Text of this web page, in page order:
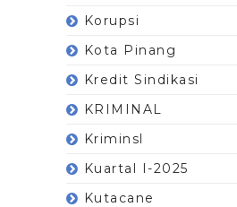
Korupsi
Kota Pinang
Kredit Sindikasi
KRIMINAL
Kriminsl
Kuartal I-2025
Kutacane